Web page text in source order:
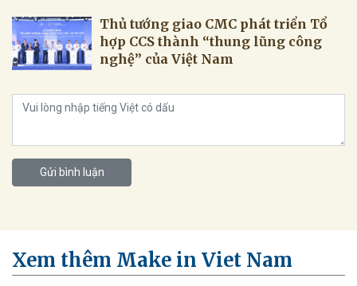
Thủ tướng giao CMC phát triển Tổ
hợp CCS thành “thung lũng công
nghệ” của Việt Nam
Gửi bình luận
Xem thêm Make in Viet Nam